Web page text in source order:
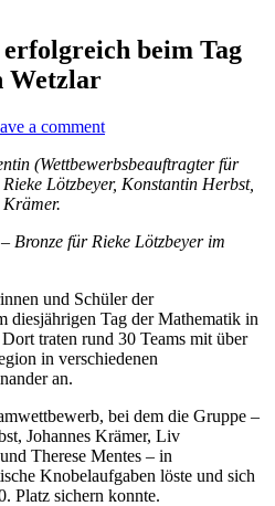
beim Tag
Wetzlar
a comment
(Wettbewerbsbeauftragter für
Lötzbeyer, Konstantin Herbst,
Bronze für Rieke Lötzbeyer im
und Schüler der
diesjährigen Tag der Mathematik in
traten rund 30 Teams mit über
in verschiedenen
an.
bei dem die Gruppe –
Johannes Krämer, Liv
Therese Mentes – in
Knobelaufgaben löste und sich
Platz sichern konnte.